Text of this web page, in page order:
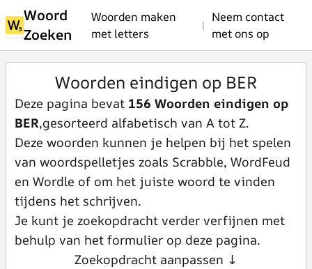
Woord
Zoeken
Woorden maken
met letters
|
Neem contact
met ons op
Woorden eindigen op BER
Deze pagina bevat 156 Woorden eindigen op
BER,gesorteerd alfabetisch van A tot Z.
Deze woorden kunnen je helpen bij het spelen
van woordspelletjes zoals Scrabble, WordFeud
en Wordle of om het juiste woord te vinden
tijdens het schrijven.
Je kunt je zoekopdracht verder verfijnen met
behulp van het formulier op deze pagina.
Zoekopdracht aanpassen ↓